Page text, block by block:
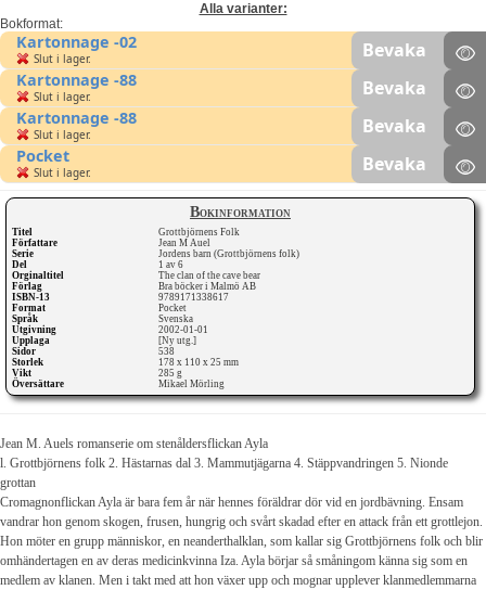
Bokinformation
Titel
Grottbjörnens Folk
Författare
Jean M Auel
Serie
Jordens barn (Grottbjörnens folk)
Del
1 av 6
Orginaltitel
The clan of the cave bear
Förlag
Bra böcker i Malmö AB
ISBN-13
9789171338617
Format
Pocket
Språk
Svenska
Utgivning
2002-01-01
Upplaga
[Ny utg.]
Sidor
538
Storlek
178 x 110 x 25 mm
Vikt
285 g
Översättare
Mikael Mörling
Alla varianter:
Bokformat:
Kartonnage -02
Slut i lager. Bevaka
Kartonnage -88
Slut i lager. Bevaka
Kartonnage -88
Slut i lager. Bevaka
Pocket
Slut i lager. Bevaka
Jean M. Auels romanserie om stenåldersflickan Ayla
l. Grottbjörnens folk 2. Hästarnas dal 3. Mammutjägarna 4. Stäppvandringen 5. Nionde
grottan
Cromagnonflickan Ayla är bara fem år när hennes föräldrar dör vid en jordbävning. Ensam
vandrar hon genom skogen, frusen, hungrig och svårt skadad efter en attack från ett grottlejon.
Hon möter en grupp människor, en neanderthalklan, som kallar sig Grottbjörnens folk och blir
omhändertagen en av deras medicinkvinna Iza. Ayla börjar så småningom känna sig som en
medlem av klanen. Men i takt med att hon växer upp och mognar upplever klanmedlemmarna